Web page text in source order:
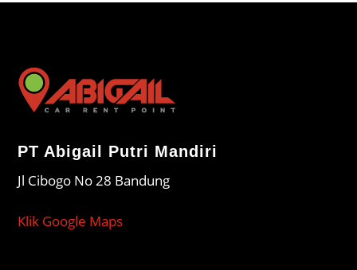
PT Abigail Putri Mandiri
Jl Cibogo No 28 Bandung
Klik Google Maps